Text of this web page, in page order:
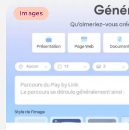
Images